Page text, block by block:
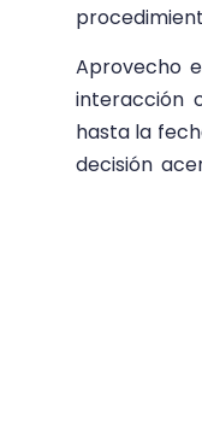
Aprovecho
interacción
hasta la
decisión